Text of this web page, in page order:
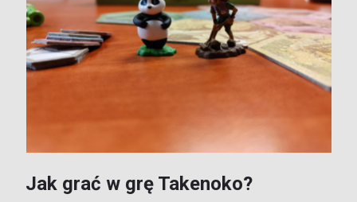
Jak grać w grę Takenoko?